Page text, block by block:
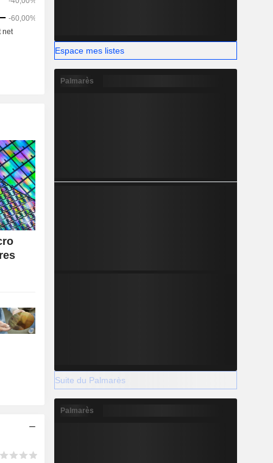
Espace mes listes
Palmarès
Suite du Palmarès
Palmarès